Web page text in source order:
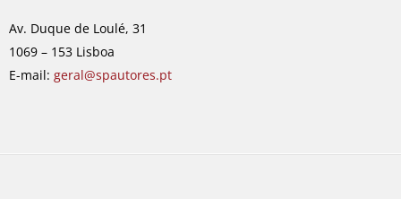
o
k
r
a
m
i
n
Av. Duque de Loulé, 31
1069 – 153 Lisboa
E-mail: geral@spautores.pt